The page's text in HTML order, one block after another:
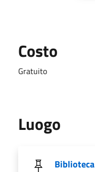
Costo
Gratuito
Luogo
Biblioteca